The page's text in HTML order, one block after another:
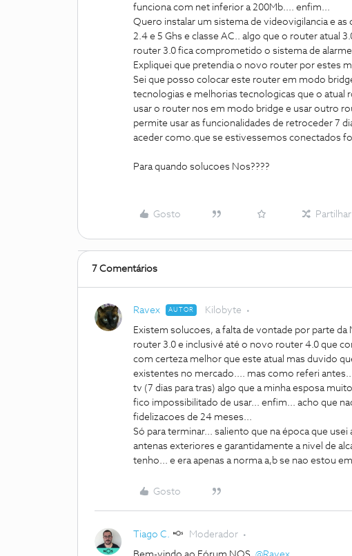
funciona com net inferior a 200Mb.... enfim...
Quero instalar um sistema de videovigilancia e as
2.4 e 5 Ghs e classe AC.. algo que o router atual
router 3.0 fica comprometido o sistema de
Expliquei que pretendia o novo router por estes
Sei que posso colocar este router em modo
tecnologias e melhorias tecnologicas que o atual
usar o router nos em modo bridge e usar outro
permite usar as funcionalidades de retroceder 7
aceder como.que se estivessemos conectados
Para quando solucoes Nos????
Gosto Partilhar
7 Comentários
Ravex AUTOR Kilobyte
Existem solucoes, a falta de vontade por parte da
router 3.0 e inclusivé até o novo router 4.0 que
com certeza melhor que este atual mas duvido
existentes no mercado.... mas como referi
tv (7 dias para tras) algo que a minha esposa
fico impossibilitado de usar... enfim... acho que
fidelizacoes de 24 meses...
Só para terminar... saliento que na época que
antenas exteriores e garantidamente a nivel de
tenho... e era apenas a norma a,b se nao estou
Gosto
Tiago C. Moderador